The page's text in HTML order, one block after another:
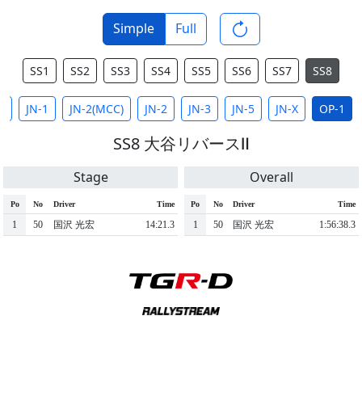
Simple Full
SS1 SS2 SS3 SS4 SS5 SS6 SS7 SS8
JN-1 JN-2(MCC) JN-2 JN-3 JN-5 JN-X OP-1
SS8 大谷リバースⅡ
Stage
Po No Driver Time
1 50 国沢 光宏 14:21.3
Overall
Po No Driver Time
1 50 国沢 光宏 1:56:38.3